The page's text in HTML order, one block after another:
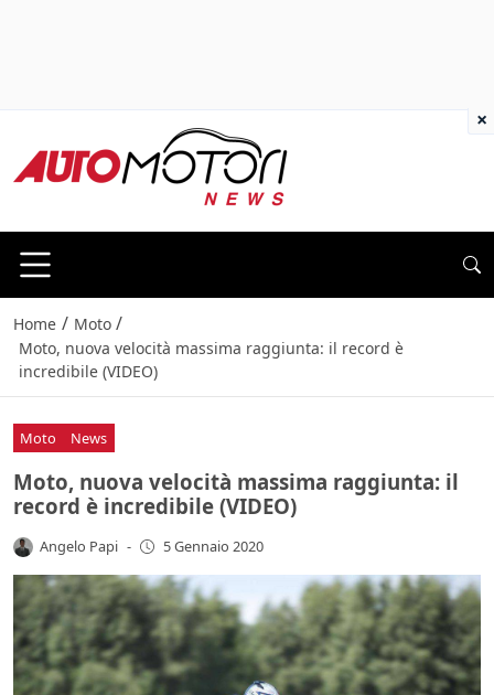
Home / Moto /
Moto, nuova velocità massima raggiunta: il record è
incredibile (VIDEO)
Moto News
Moto, nuova velocità massima raggiunta: il
record è incredibile (VIDEO)
Angelo Papi - 5 Gennaio 2020
×